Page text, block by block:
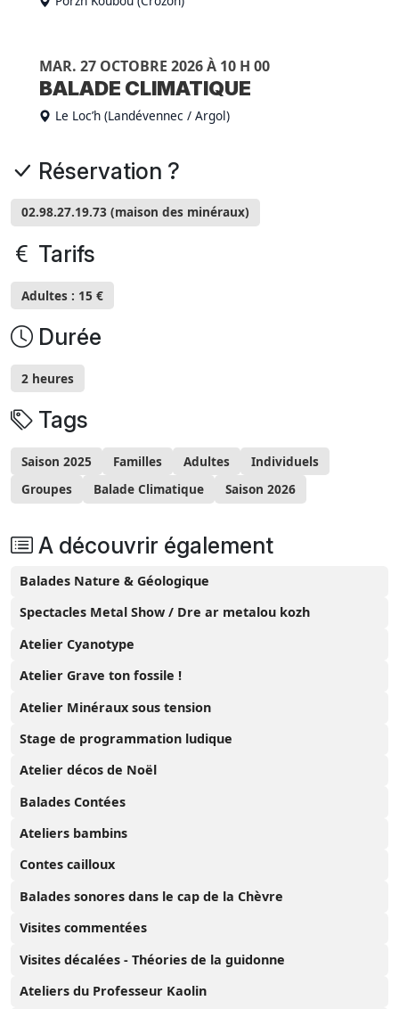
MAR. 27 OCTOBRE 2026 À 10 H 00
BALADE CLIMATIQUE
Le Loc’h (Landévennec / Argol)
Réservation ?
02.98.27.19.73 (maison des minéraux)
Tarifs
Adultes : 15 €
Durée
2 heures
Tags
Saison 2025 Familles Adultes
Individuels
Groupes
Balade Climatique Saison 2026
A découvrir également
Balades Nature & Géologique
Spectacles Metal Show / Dre ar metalou kozh
Atelier Cyanotype
Atelier Grave ton fossile !
Atelier Minéraux sous tension
Stage de programmation ludique
Atelier décos de Noël
Balades Contées
Ateliers bambins
Contes cailloux
Balades sonores dans le cap de la Chèvre
Visites commentées
Visites décalées - Théories de la guidonne
Ateliers du Professeur Kaolin